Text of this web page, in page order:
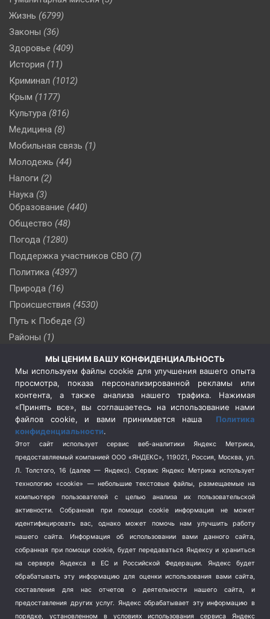
Жизнь (6799)
Законы (36)
Здоровье (409)
История (11)
Криминал (1012)
Крым (1177)
Культура (816)
Медицина (8)
Мобильная связь (1)
Молодежь (44)
Налоги (2)
Наука (3)
Образование (440)
Общество (48)
Погода (1280)
Поддержка участников СВО (7)
Политика (4397)
Природа (16)
Происшествия (4530)
Путь к Победе (3)
Районы (1)
(510)
Сельское хозяйство (3)
Социальная политика
(3)
Спецоперация в Украине
Спецоперация на Украине
(404)
Спорт (740)
Терроризм (1)
Транспорт (262)
Туризм (178)
Флот (76)
Школа и спорт (2)
Экология (8)
Экономика (1172)
МЫ ЦЕНИМ ВАШУ КОНФИДЕНЦИАЛЬНОСТЬ
Мы используем файлы cookie для улучшения вашего опыта
просмотра, показа персонализированной рекламы или
контента, а также анализа нашего трафика. Нажимая
«Принять все», вы соглашаетесь на использование нами
файлов cookie, и вами принимается наша Политика
конфиденциальности.
Этот сайт использует сервис веб-аналитики Яндекс Метрика,
предоставляемый компанией ООО «ЯНДЕКС», 119021, Россия, Москва, ул.
Л. Толстого, 16 (далее — Яндекс). Сервис Яндекс Метрика использует
технологию «cookie» — небольшие текстовые файлы, размещаемые на
компьютере пользователей с целью анализа их пользовательской
активности.
Собранная при помощи cookie информация не может
идентифицировать вас, однако может помочь нам улучшить работу
нашего сайта. Информация об использовании вами данного сайта,
собранная при помощи cookie, будет передаваться Яндексу и храниться
на сервере Яндекса в ЕС и Российской Федерации. Яндекс будет
обрабатывать эту информацию для оценки использования вами сайта,
составления для нас отчетов о деятельности нашего сайта, и
предоставления других услуг. Яндекс обрабатывает эту информацию в
порядке, установленном в условиях использования сервиса Яндекс